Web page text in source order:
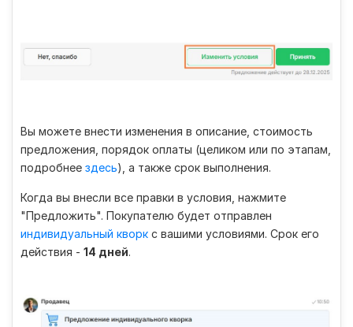
Вы можете внести изменения в описание, стоимость
предложения, порядок оплаты (целиком или по этапам,
подробнее здесь), а также срок выполнения.
Когда вы внесли все правки в условия, нажмите
"Предложить". Покупателю будет отправлен
индивидуальный кворк с вашими условиями. Срок его
действия - 14 дней.